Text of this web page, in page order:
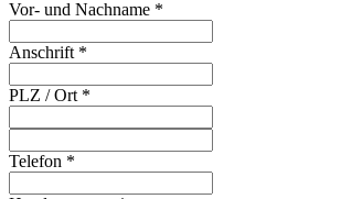
Vor- und Nachname *
Anschrift *
PLZ / Ort *
Telefon *